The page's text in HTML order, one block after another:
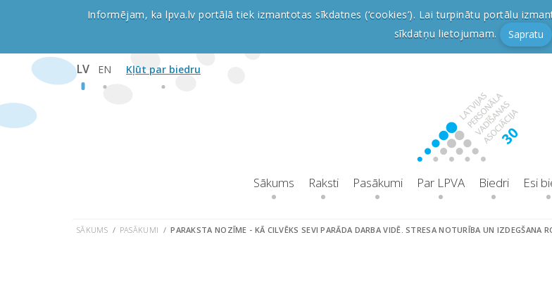
Informējam, ka lpva.lv portālā tiek izmantotas sīkdatnes (‘cookies’). Lai turpinātu portālu
sīkdatņu lietojumam.
Sapratu
LV EN Kļūt par biedru
Sākums Raksti Pasākumi Par LPVA Biedri Esi
SĀKUMS PASĀKUMI PARAKSTA NOZĪME - KĀ CILVĒKS SEVI PARĀDA DARBA VIDĒ. STRESA NOTURĪBA UN IZDEGŠANA